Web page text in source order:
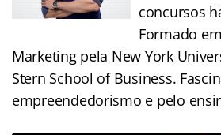
concursos
Formado
Marketing pela New York
Stern School of Business.
empreendedorismo e pelo